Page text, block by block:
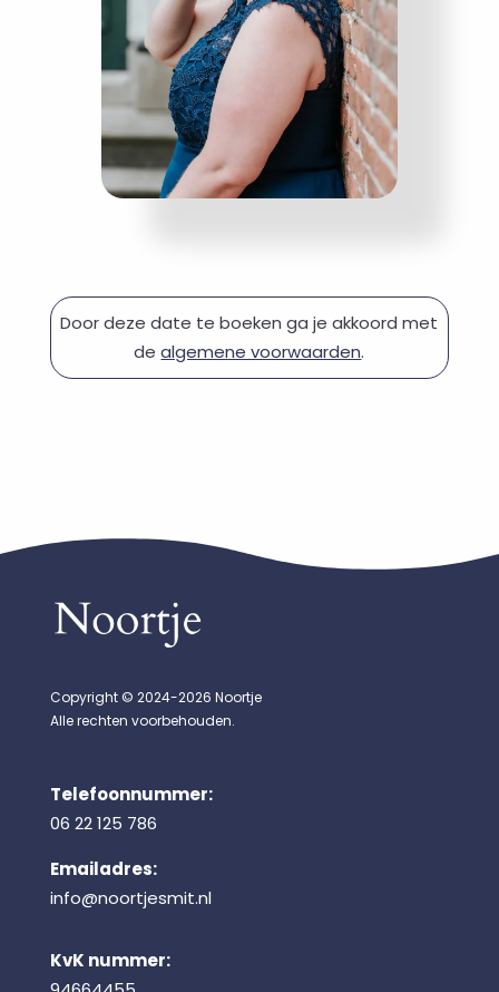
Door deze date te boeken ga je akkoord met
dealgemene voorwaarden.
Copyright © 2024-2026 Noortje
Alle rechten voorbehouden.
Telefoonnummer:
06 22 125 786
Emailadres:
info@noortjesmit.nl
KvK nummer: